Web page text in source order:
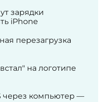
зарядки
iPhone
перезагрузка
на логотипе
через компьютер —